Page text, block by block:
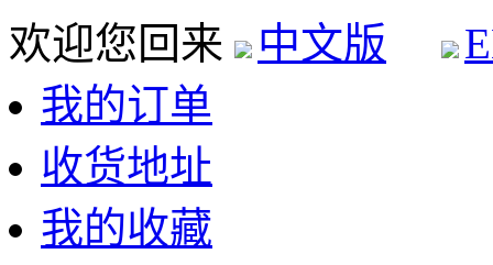
欢迎您回来 中文版
我的订单
收货地址
我的收藏